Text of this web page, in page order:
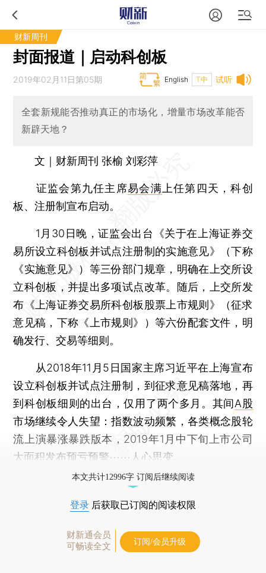
财新周刊
封面报道｜启动科创板
试听
2019年02月11日第05期 T中
English
全套新规能否推动真正的市场化，增量市场改革能否
新辟天地？
文｜财新周刊 张榆 刘彩萍
证监会第九任主席易会满 上任第四天，科创
板、注册制宣布启动。
1月30日晚，证监会出台《关于在上海证券交
易所设立科创板并试点注册制的实施意见》（下称
《实施意见》）等三份部门规章，明确在上交所设
立科创板，并提出多项试点改革。随后，上交所发
布《上海证券交易所科创板股票上市规则》（征求
意见稿，下称《上市规则》）等六份配套文件，明
确发行、交易等细则。
从2018年11月5日国家主席习近平在上海宣布
设立科创板并试点注册制，到征求意见稿落地，再
到科创板细则的出台，仅用了两个多月。其间A股
市场继续令人失望：指数波动频繁，各类概念股轮
流上演暴涨暴跌版本，2019年1月中下旬上市公司
大面积发布预亏预警⋯⋯人心思变。
本文共计12996字 订阅后继续阅读
登录 后获取已订阅的阅读权限
财新通会员
可畅读全文
订阅/会员升级